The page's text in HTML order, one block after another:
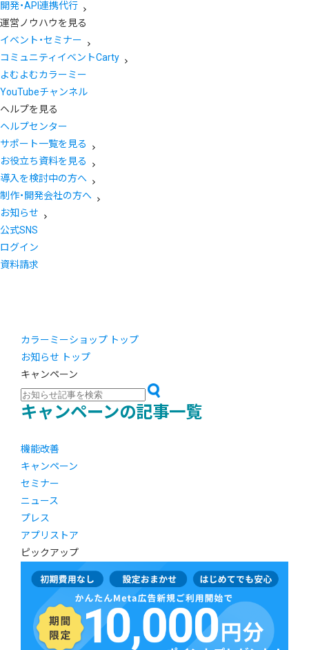
開発・API連携代行
運営ノウハウを見る
イベント・セミナー
コミュニティイベントCarty
よむよむカラーミー
YouTubeチャンネル
ヘルプを見る
ヘルプセンター
サポート一覧を見る
お役立ち資料を見る
導入を検討中の方へ
制作・開発会社の方へ
お知らせ
公式SNS
ログイン
資料請求
カラーミーショップ トップ
お知らせ トップ
キャンペーン
キャンペーンの記事一覧
機能改善
キャンペーン
セミナー
ニュース
プレス
アプリストア
ピックアップ